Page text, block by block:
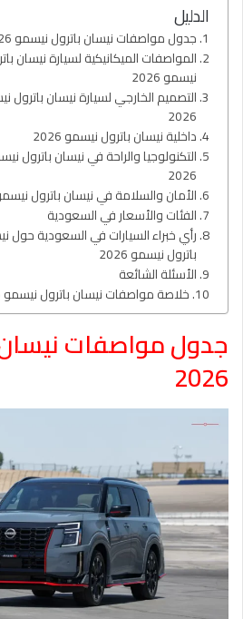
الدليل
جدول مواصفات نيسان باترول نيسمو 2026
المواصفات الميكانيكية لسيارة نيسان
نيسمو 2026
التصميم الخارجي لسيارة نيسان باترول
2026
داخلية نيسان باترول نيسمو 2026
التكنولوجيا والراحة في نيسان باترول
2026
الأمان والسلامة في نيسان باترول نيسمو
الفئات والأسعار في السعودية
رأي خبراء السيارات في السعودية حول
باترول نيسمو 2026
الأسئلة الشائعة
خلاصة مواصفات نيسان باترول نيسمو 2026
جدول مواصفات
2026